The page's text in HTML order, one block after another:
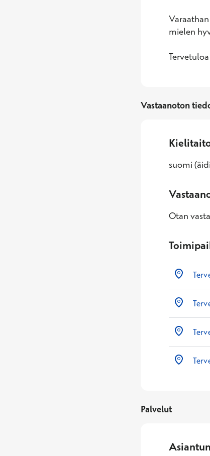
mielen
Vastaanoton
suomi
Otan
Palvelut